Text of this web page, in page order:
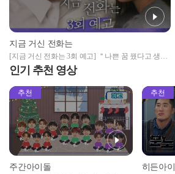
지금 거신 전화는
[지금 거신 전화는 3회 예고] ＂나쁜 꿈 꿨다고 생각
해. 다 잊어＂
인기 추천 영상
추천
주간아이돌
추천
히든아이